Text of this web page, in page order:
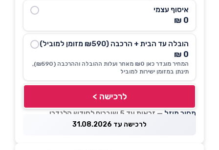
איסוף עצמי
0 ₪
הובלה עד הבית + הרכבה (₪590 מזומן למוביל)
0 ₪
המחיר מוגדר כאן ₪0 מאחר ועלות ההובלה וההרכבה (₪590),
תינתן במזומן ישירות למוביל
לרכישה >
מחיר מוזל — זכאות עד 5 שוברים לחודש קלנדרי
לרכישה עד 31.08.2026